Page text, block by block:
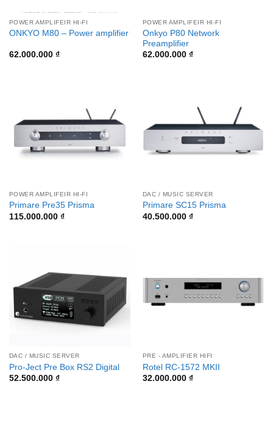
POWER AMPLIFEIR HI-FI
ONKYO M80 – Power amplifier
62.000.000 ₫
POWER AMPLIFEIR HI-FI
Onkyo P80 Network
Preamplifier
62.000.000 ₫
POWER AMPLIFEIR HI-FI
Primare Pre35 Prisma
115.000.000 ₫
DAC / MUSIC SERVER
Primare SC15 Prisma
40.500.000 ₫
DAC / MUSIC SERVER
Pro-Ject Pre Box RS2 Digital
52.500.000 ₫
PRE - AMPLIFIER HIFI
Rotel RC-1572 MKII
32.000.000 ₫